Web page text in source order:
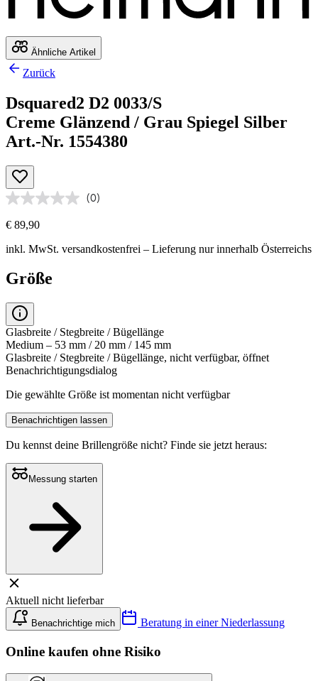
Ähnliche Artikel
Zurück
Dsquared2 D2 0033/S
Creme Glänzend / Grau Spiegel Silber
Art.-Nr. 1554380
(0)
€ 89,90
inkl. MwSt. versandkostenfrei – Lieferung nur innerhalb Österreichs
Größe
Glasbreite / Stegbreite / Bügellänge
Medium – 53 mm / 20 mm / 145 mm
Glasbreite / Stegbreite / Bügellänge, nicht verfügbar, öffnet
Benachrichtigungsdialog
Die gewählte Größe ist momentan nicht verfügbar
Benachrichtigen lassen
Du kennst deine Brillengröße nicht? Finde sie jetzt heraus:
Messung starten
Aktuell nicht lieferbar
Benachrichtige mich Beratung in einer Niederlassung
Online kaufen ohne Risiko